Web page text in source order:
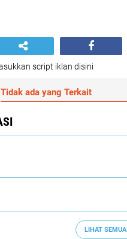
script iklan disini
Tidak ada yang Terkait
LIHAT SEMUA